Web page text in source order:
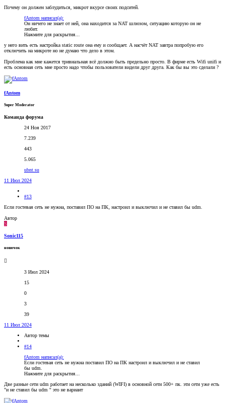
Почему он должен заблудиться, микрот вкурсе своих подситей.
fAntom написал(а):
Он ничего не знает от ней, она находится за NAT шлюзом, ситуацию которую он не
любит.
Нажмите для раскрытия...
у него вить есть настройка static route она ему и сообщает. А насчёт NAT завтра попробую его
отключить на микроте но не думаю что дело в этом.
Проблема как мне кажется тривиальная всё должно быть предельно просто. В фирме есть Wifi unifi и
есть основная сеть мне просто надо чтобы пользователи видели друг друга. Как бы вы это сделали ?
fAntom
Super Moderator
Команда форума
24 Ноя 2017
7.239
443
5.065
ubnt.su
11 Июл 2024
#13
Если гостевая сеть не нужна, поставил ПО на ПК, настроил и выключил и не ставил бы udm.
Автор
S
Sonic115
новичок
3 Июл 2024
15
0
3
39
11 Июл 2024
Автор темы
#14
fAntom написал(а):
Если гостевая сеть не нужна поставил ПО на ПК настроил и выключил и не ставил
бы udm.
Нажмите для раскрытия...
Две разные сети udm работает на несколько зданий (WIFI) в основной сети 500+ пк. эти сети уже есть
"и не ставил бы udm " это не вариант